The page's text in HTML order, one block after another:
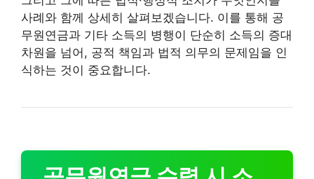
사례와 함께 상세히 살펴보겠습니다. 이를 통해 공
무원연금과 기타 소득의 병행이 단순히 소득의 증대
차원을 넘어, 공적 책임과 법적 의무의 문제임을 인
식하는 것이 중요합니다.